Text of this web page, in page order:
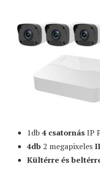
1db 4 csatornásIP
4db 2 megapixeles
Kültérre és